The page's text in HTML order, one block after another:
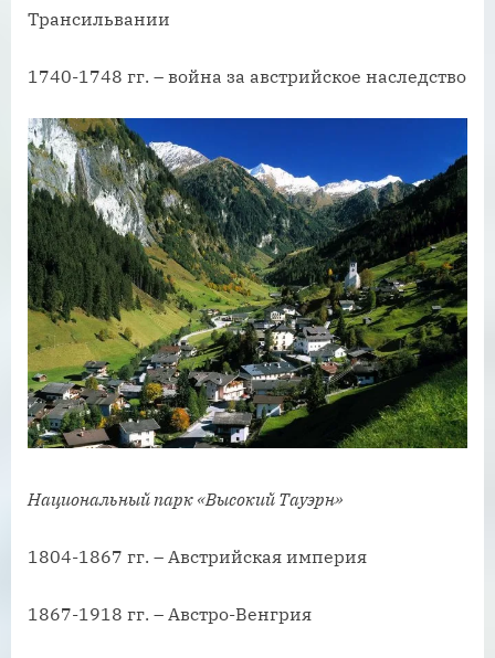
Трансильвании
1740-1748 гг. – война за австрийское наследство
Национальный парк «Высокий Тауэрн»
1804-1867 гг. – Австрийская империя
1867-1918 гг. – Австро-Венгрия